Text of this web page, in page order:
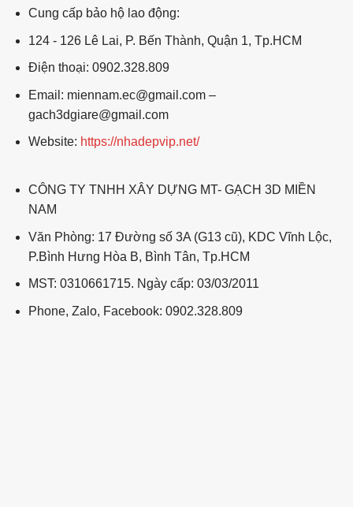
Cung cấp bảo hộ lao động:
124 - 126 Lê Lai, P. Bến Thành, Quận 1, Tp.HCM
Điện thoại: 0902.328.809
Email: miennam.ec@gmail.com –
gach3dgiare@gmail.com
Website: https://nhadepvip.net/
CÔNG TY TNHH XÂY DỰNG MT- GẠCH 3D MIỀN
NAM
Văn Phòng: 17 Đường số 3A (G13 cũ), KDC Vĩnh Lộc,
P.Bình Hưng Hòa B, Bình Tân, Tp.HCM
MST: 0310661715. Ngày cấp: 03/03/2011
Phone, Zalo, Facebook: 0902.328.809